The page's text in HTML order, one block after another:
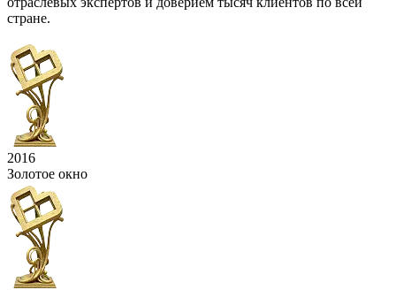
стране.
2016
Золотое окно